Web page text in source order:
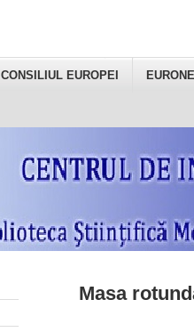
CONSILIUL EUROPEI
Masa